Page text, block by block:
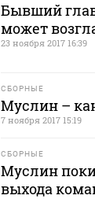
Бывший
может
23 ноября 2017 16:39
СБОРНЫЕ
Муслин –
7 ноября 2017 15:19
СБОРНЫЕ
Муслин
выхода